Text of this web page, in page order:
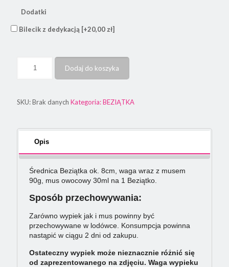
Dodatki
Bilecik z dedykacją [+20,00 zł]
Dodaj do koszyka
SKU:Brak danych Kategoria:BEZIĄTKA
Opis
Średnica Beziątka ok. 8cm, waga wraz z musem
90g, mus owocowy 30ml na 1 Beziątko.
Sposób przechowywania:
Zarówno wypiek jak i mus powinny być
przechowywane w lodówce. Konsumpcja powinna
nastąpić w ciągu 2 dni od zakupu.
Ostateczny wypiek może nieznacznie różnić się
od zaprezentowanego na zdjęciu. Waga wypieku